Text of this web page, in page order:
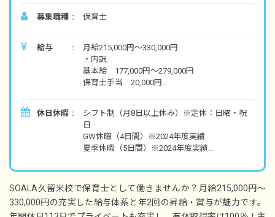
募集職種 保育士
給与
月給215,000円～330,000円
・内訳
基本給 177,000円～279,000円
保育士手当 20,000円
※実際の平均残業時間は月5、6時間程度
・別途支給手当
育児手当
資産形成一時金
※5年以上の保育士経験者については別途手当
休日休暇
シフト制（月8日以上休み）※定休：日曜・祝
日
GW休暇（4日間）※2024年度実績
夏季休暇（5日間）※2024年度実績
有給休暇（取得率100％／半日単位での取得
可）
慶弔休暇
産前産後・育児休暇（取得率100％・復帰実績
SOALA久留米校で保育士として働きませんか？月給215,000円～
330,000円の充実した給与体系と年2回の昇給・賞与が魅力です。